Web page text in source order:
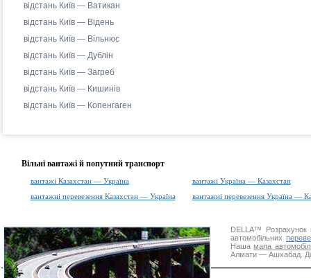
відстань Київ — Ватикан
відстань Київ — Відень
відстань Київ — Вільнюс
відстань Київ — Дублін
відстань Київ — Загреб
відстань Київ — Кишинів
відстань Київ — Копенгаген
Вільні вантажі й попутний транспорт
вантажі Казахстан — Україна
вантажі Україна — Казахстан
вантажні перевезення Казахстан — Україна
вантажні перевезення Україна —
DELLA™
Розрахунок
автомобільних
Нашамапа
Алмати — Ашхабад.